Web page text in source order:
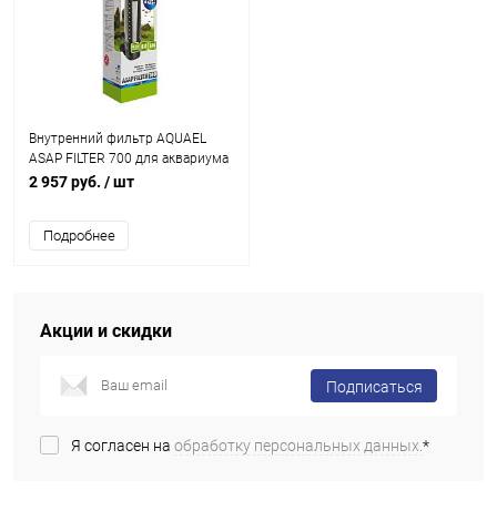
Внутренний фильтр AQUAEL
ASAP FILTER 700 для аквариума
100 - 250 л (650 л/ч, 6.8 Вт)
2 957 руб. / шт
Подробнее
Акции и скидки
Подписаться
Я согласен на обработку персональных данных.*